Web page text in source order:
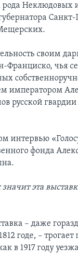
рода Неклюдовых
Санкт-
своим
Франциско, чья
императором
русской гвардии
интервью
фонда
эта
– даже
годе, – трогает
в 1917 году